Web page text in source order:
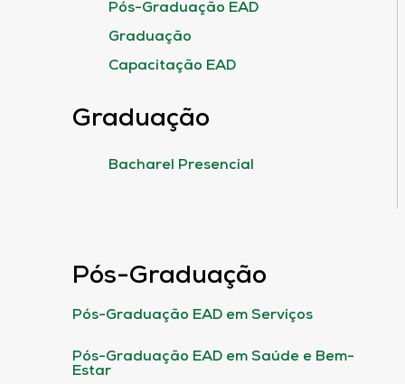
Pós-Graduação EAD
Graduação
Capacitação EAD
Graduação
Bacharel Presencial
Pós-Graduação
Pós-Graduação EAD em Serviços
Pós-Graduação EAD em Saúde e Bem-
Estar